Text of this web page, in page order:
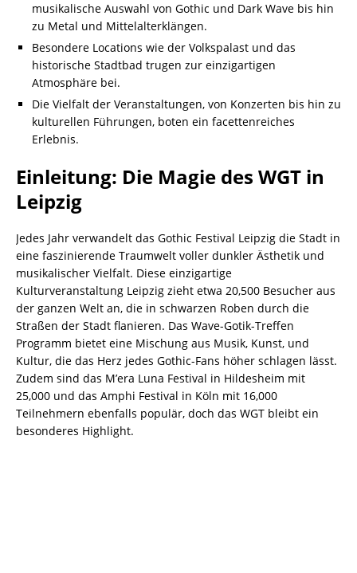
musikalische Auswahl von Gothic und Dark Wave bis hin
zu Metal und Mittelalterklängen.
Besondere Locations wie der Volkspalast und das
historische Stadtbad trugen zur einzigartigen
Atmosphäre bei.
Die Vielfalt der Veranstaltungen, von Konzerten bis hin zu
kulturellen Führungen, boten ein facettenreiches
Erlebnis.
Einleitung: Die Magie des WGT in
Leipzig
Jedes Jahr verwandelt das Gothic Festival Leipzig die Stadt in
eine faszinierende Traumwelt voller dunkler Ästhetik und
musikalischer Vielfalt. Diese einzigartige
Kulturveranstaltung Leipzig zieht etwa 20,500 Besucher aus
der ganzen Welt an, die in schwarzen Roben durch die
Straßen der Stadt flanieren. Das Wave-Gotik-Treffen
Programm bietet eine Mischung aus Musik, Kunst, und
Kultur, die das Herz jedes Gothic-Fans höher schlagen lässt.
Zudem sind das M’era Luna Festival in Hildesheim mit
25,000 und das Amphi Festival in Köln mit 16,000
Teilnehmern ebenfalls populär, doch das WGT bleibt ein
besonderes Highlight.